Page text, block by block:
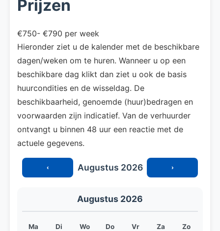
Prijzen
€750- €790 per week
Hieronder ziet u de kalender met de beschikbare
dagen/weken om te huren. Wanneer u op een
beschikbare dag klikt dan ziet u ook de basis
huurcondities en de wisseldag. De
beschikbaarheid, genoemde (huur)bedragen en
voorwaarden zijn indicatief. Van de verhuurder
ontvangt u binnen 48 uur een reactie met de
actuele gegevens.
‹ Augustus 2026 ›
Augustus 2026
Ma Di Wo Do Vr Za Zo